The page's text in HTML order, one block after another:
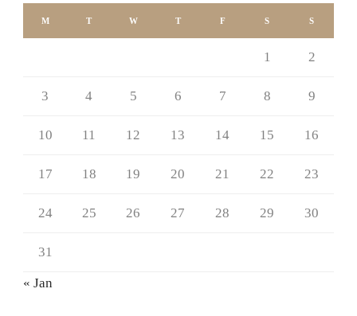
M T W T F S S
1 2
3 4 5 6 7 8 9
10 11 12 13 14 15 16
17 18 19 20 21 22 23
24 25 26 27 28 29 30
31
« Jan